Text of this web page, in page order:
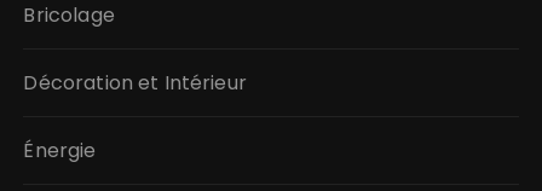
Bricolage
Décoration et Intérieur
Énergie